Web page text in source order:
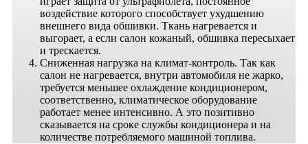
воздействие которого способствует ухудшению
внешнего вида обшивки. Ткань нагревается и
выгорает, а если салон кожаный, обшивка пересыхает
и трескается.
Сниженная нагрузка на климат-контроль. Так как
салон не нагревается, внутри автомобиля не жарко,
требуется меньшее охлаждение кондиционером,
соответственно, климатическое оборудование
работает менее интенсивно. А это позитивно
сказывается на сроке службы кондиционера и на
количестве потребляемого машиной топлива.